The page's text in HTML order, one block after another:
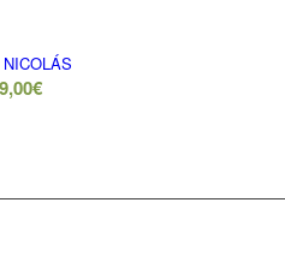
ascendente
€